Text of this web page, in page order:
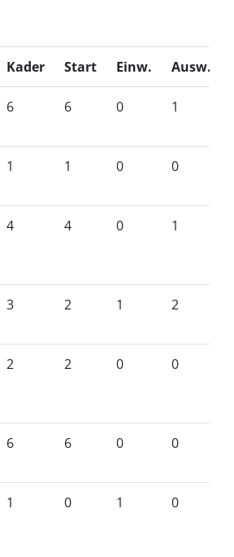
Kader Start Einw. Ausw.
6 6 0 1
1 1 0 0
4 4 0 1
3 2 1 2
2 2 0 0
6 6 0 0
1 0 1 0